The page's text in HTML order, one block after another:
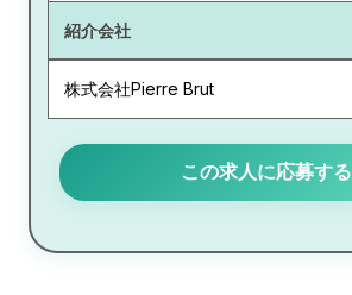
紹介会社
株式会社Pierre Brut
この求人に応募する